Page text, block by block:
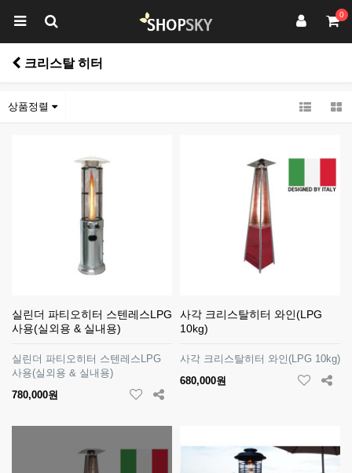
0
크리스탈 히터
상품정렬
실린더 파티오히터 스텐레스LPG
사용(실외용 & 실내용)
실린더 파티오히터 스텐레스LPG
사용(실외용 & 실내용)
780,000원
사각 크리스탈히터 와인(LPG
10kg)
사각 크리스탈히터 와인(LPG 10kg)
680,000원